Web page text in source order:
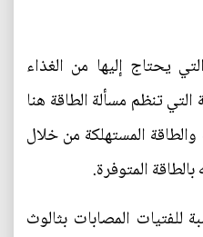
يحتاج إليها من الغذاء
التي تنظم مسألة الطاقة هنا
المستهلكة من خلال
المتوفرة.
للفتيات المصابات بثالوث